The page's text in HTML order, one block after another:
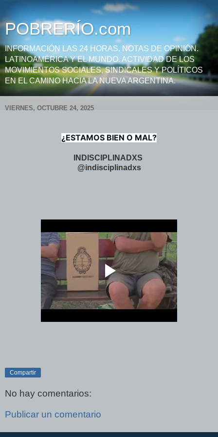
POBRERÍO.com
INFORMACIÓN LAS 24 HORAS. NOTAS DE OPINIÓN.
LATINOAMÉRICA Y EL MUNDO. ACTIVIDAD DE LOS
MOVIMIENTOS SOCIALES, SINDICALES Y POLÍTICOS
EN EL CAMINO HACIA LA NUEVA ARGENTINA.
VIERNES, OCTUBRE 24, 2025
¿ESTAMOS BIEN O MAL?
INDISCIPLINADXS
@indisciplinadxs
Compartir
No hay comentarios:
Publicar un comentario